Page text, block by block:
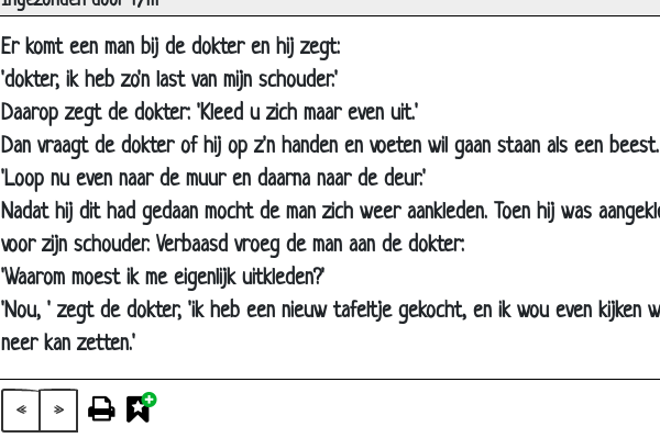
Er komt een man bij de dokter en hij zegt:
'dokter, ik heb zo'n last van mijn schouder.'
Daarop zegt de dokter: 'Kleed u zich maar even uit.'
Dan vraagt de dokter of hij op z'n handen en voeten wil gaan staan als een beest.
'Loop nu even naar de muur en daarna naar de deur.'
Nadat hij dit had gedaan mocht de man zich weer aankleden. Toen hij was
voor zijn schouder. Verbaasd vroeg de man aan de dokter:
'Waarom moest ik me eigenlijk uitkleden?'
'Nou, ' zegt de dokter, 'ik heb een nieuw tafeltje gekocht, en ik wou even kijken
neer kan zetten.'
« »
04 Jun 2007
In het ziekenhuis
21 May 2007
Kletskous op bezoek
26 Mar 2007
Lintworm
26 Mar 2007
Bij de dokter
22 Mar 2007
Komen
26 Feb 2007
Moeilijke ingreep
26 Feb 2007
Operatie
12 Feb 2007
22 Jan 2007